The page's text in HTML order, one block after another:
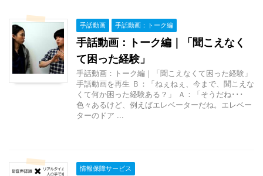
手話動画 手話動画：トーク編
手話動画：トーク編｜「聞こえなく
て困った経験」
手話動画：トーク編｜「聞こえなくて困った経験」
手話動画を再生 Ｂ：「ねぇねぇ、今まで、聞こえな
くて何か困った経験ある？」 Ａ：「そうだね･･･
色々あるけど、例えばエレベーターだね。エレベー
ターのドア ...
情報保障サービス